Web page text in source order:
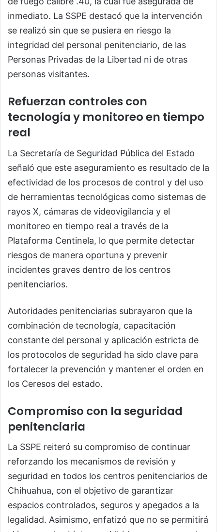
inmediato. La SSPE destacó que la intervención
se realizó sin que se pusiera en riesgo la
integridad del personal penitenciario, de las
Personas Privadas de la Libertad ni de otras
personas visitantes.
Refuerzan controles con
tecnología y monitoreo en tiempo
real
La Secretaría de Seguridad Pública del Estado
señaló que este aseguramiento es resultado de la
efectividad de los procesos de control y del uso
de herramientas tecnológicas como sistemas de
rayos X, cámaras de videovigilancia y el
monitoreo en tiempo real a través de la
Plataforma Centinela, lo que permite detectar
riesgos de manera oportuna y prevenir
incidentes graves dentro de los centros
penitenciarios.
Autoridades penitenciarias subrayaron que la
combinación de tecnología, capacitación
constante del personal y aplicación estricta de
los protocolos de seguridad ha sido clave para
fortalecer la prevención y mantener el orden en
los Ceresos del estado.
Compromiso con la seguridad
penitenciaria
La SSPE reiteró su compromiso de continuar
reforzando los mecanismos de revisión y
seguridad en todos los centros penitenciarios de
Chihuahua, con el objetivo de garantizar
espacios controlados, seguros y apegados a la
legalidad. Asimismo, enfatizó que no se permitirá